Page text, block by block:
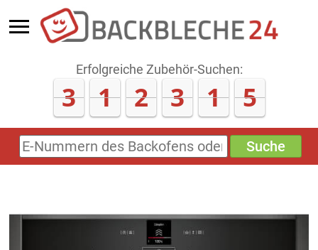
Erfolgreiche Zubehör-Suchen:
3 1 2 3 1 5
E-
Nummern
(keine
Suche